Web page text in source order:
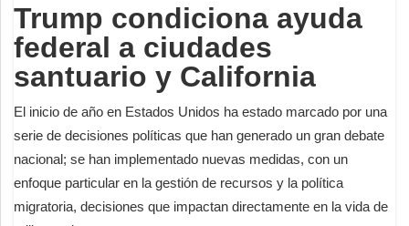
Trump condiciona ayuda
federal a ciudades
santuario y California
El inicio de año en Estados Unidos ha estado marcado por una
serie de decisiones políticas que han generado un gran debate
nacional; se han implementado nuevas medidas, con un
enfoque particular en la gestión de recursos y la política
migratoria, decisiones que impactan directamente en la vida de